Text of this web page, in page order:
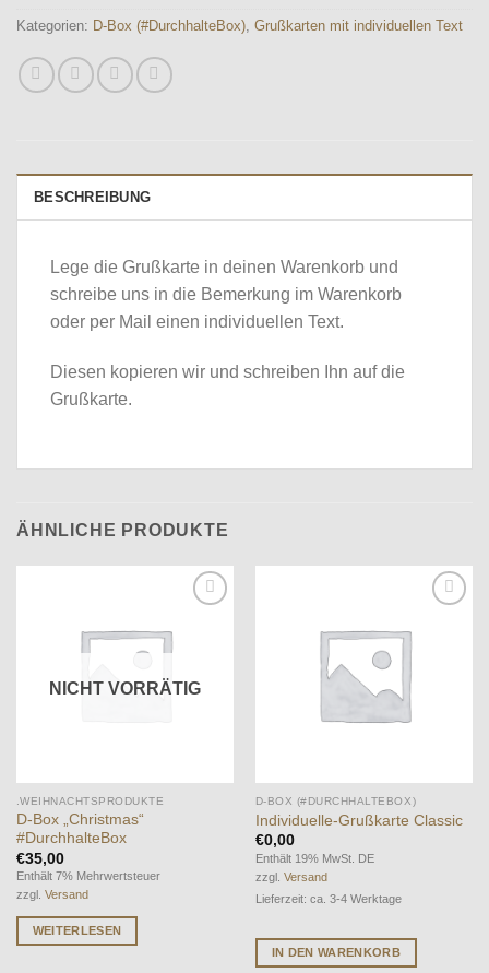
Kategorien: D-Box (#DurchhalteBox), Grußkarten mit individuellen Text
BESCHREIBUNG
Lege die Grußkarte in deinen Warenkorb und
schreibe uns in die Bemerkung im Warenkorb
oder per Mail einen individuellen Text.
Diesen kopieren wir und schreiben Ihn auf die
Grußkarte.
ÄHNLICHE PRODUKTE
Wunschliste
NICHT VORRÄTIG
.WEIHNACHTSPRODUKTE
D-Box „Christmas“
#DurchhalteBox
€35,00
Enthält 7% Mehrwertsteuer
zzgl. Versand
WEITERLESEN
Wunschliste
D-BOX (#DURCHHALTEBOX)
Individuelle-Grußkarte Classic
€0,00
Enthält 19% MwSt. DE
zzgl. Versand
Lieferzeit: ca. 3-4 Werktage
IN DEN WARENKORB